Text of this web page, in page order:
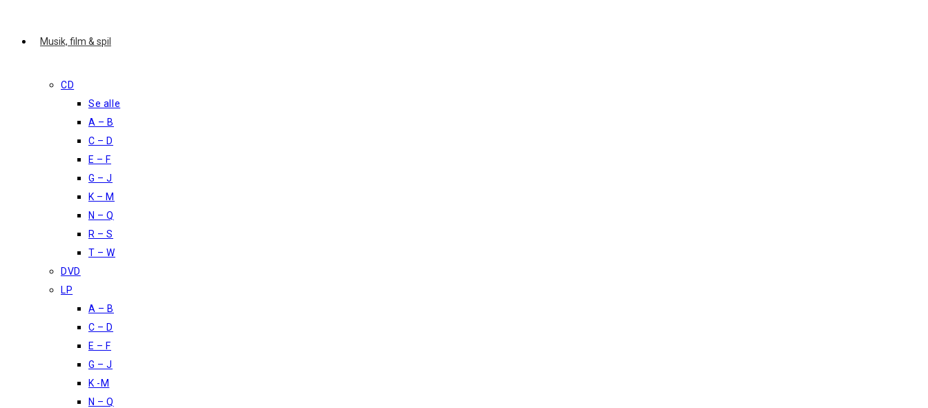
Musik, film & spil
CD
Se alle
A – B
C – D
E – F
G – J
K – M
N – Q
R – S
T – W
DVD
LP
A – B
C – D
E – F
G – J
K -M
N – Q